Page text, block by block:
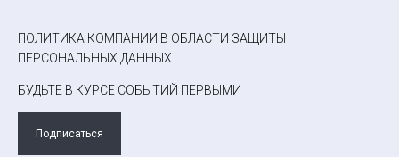
ПОЛИТИКА КОМПАНИИ В ОБЛАСТИ ЗАЩИТЫ
ПЕРСОНАЛЬНЫХ ДАННЫХ
БУДЬТЕ В КУРСЕ СОБЫТИЙ ПЕРВЫМИ
Подписаться